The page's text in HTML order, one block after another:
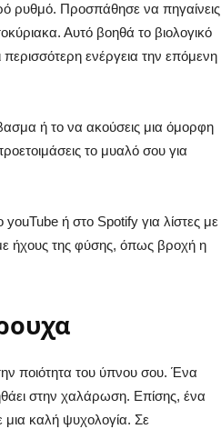
ρυθμό. Προσπάθησε να πηγαίνεις
Αυτό βοηθά το βιολογικό
ενέργεια την επόμενη
ή το να ακούσεις μια όμορφη
το μυαλό σου για
youTube ή στο Spotify για λίστες με
με ήχους της φύσης, όπως βροχή η
ποιότητα του ύπνου σου. Ένα
στην χαλάρωση. Επίσης, ένα
μια καλή ψυχολογία. Σε